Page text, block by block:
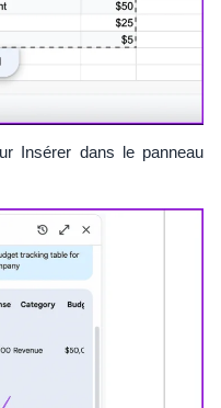
Insérer dans le panneau